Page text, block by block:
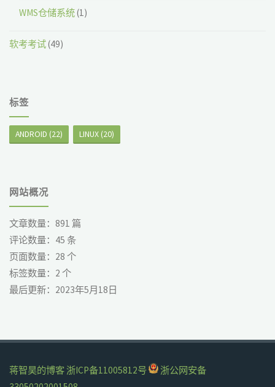
WMS仓储系统(1)
软考考试(49)
标签
ANDROID (22) LINUX (20)
网站概况
文章数量：891 篇
评论数量： 45 条
页面数量： 28 个
标签数量： 2 个
最后更新： 2023年5月18日
蒋智昊的博客 浙ICP备11005812号
浙公网安备